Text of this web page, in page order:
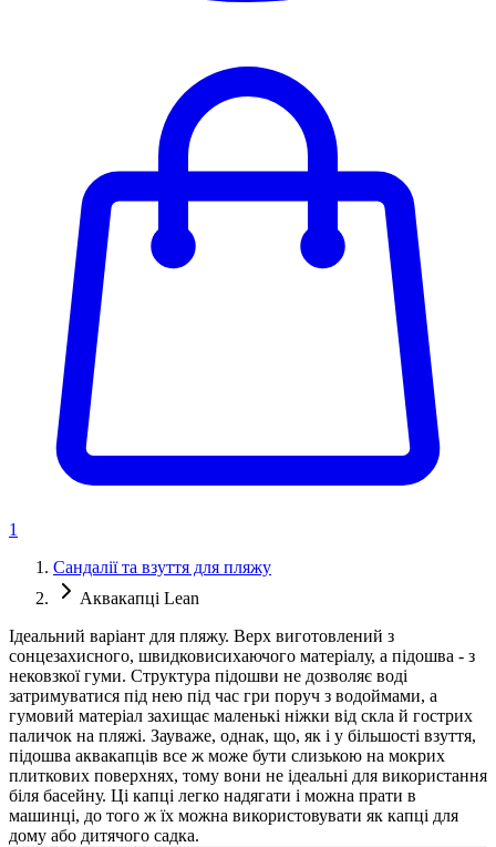
1
Сандалії та взуття для пляжу
Аквакапці Lean
Ідеальний варіант для пляжу. Верх виготовлений з
сонцезахисного, швидковисихаючого матеріалу, а підошва - з
нековзкої гуми. Структура підошви не дозволяє воді
затримуватися під нею під час гри поруч з водоймами, а
гумовий матеріал захищає маленькі ніжки від скла й гострих
паличок на пляжі. Зауваже, однак, що, як і у більшості взуття,
підошва аквакапців все ж може бути слизькою на мокрих
плиткових поверхнях, тому вони не ідеальні для використання
біля басейну. Ці капці легко надягати і можна прати в
машинці, до того ж їх можна використовувати як капці для
дому або дитячого садка.